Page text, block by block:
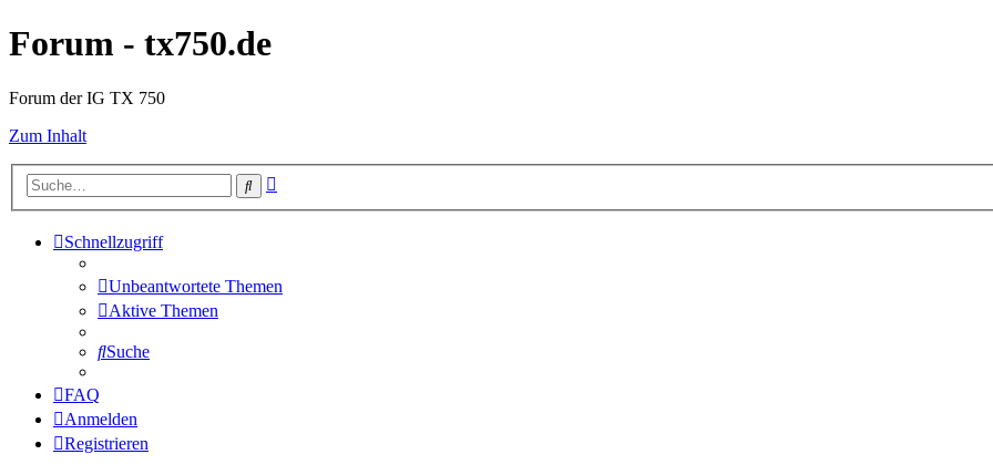
Forum - tx750.de
Forum der IG TX 750
Zum Inhalt
Suche
Schnellzugriff
Unbeantwortete Themen
Aktive Themen
Suche
FAQ
Anmelden
Registrieren